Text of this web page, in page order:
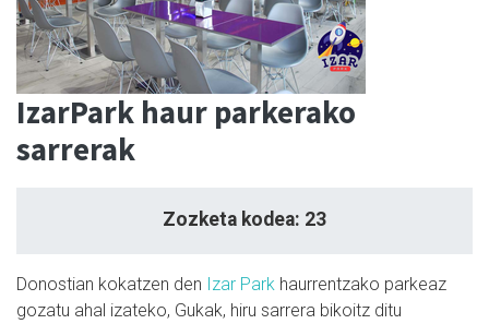
IzarPark haur parkerako
sarrerak
Zozketa kodea: 23
Donostian kokatzen den Izar Park haurrentzako parkeaz
gozatu ahal izateko, Gukak, hiru sarrera bikoitz ditu